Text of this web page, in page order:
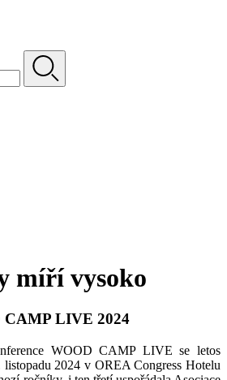
míří vysoko
CAMP LIVE 2024
WOOD CAMP LIVE se letos
listopadu 2024 v OREA Congress Hotelu